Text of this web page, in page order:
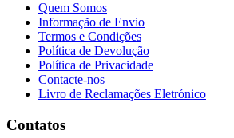
Quem Somos
Informação de Envio
Termos e Condições
Política de Devolução
Política de Privacidade
Contacte-nos
Livro de Reclamações Eletrónico
Contatos